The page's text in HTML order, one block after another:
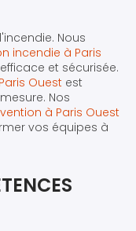
Nous
incendie à Paris
et sécurisée.
Ouest est
Nos
à Paris Ouest
vos équipes à